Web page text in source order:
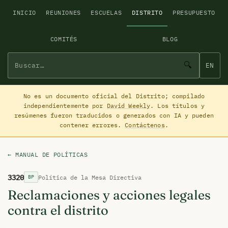
INICIO REUNIONES ESCUELAS DISTRITO PRESUPUESTO
COMITÉS BLOG
🔍 EN
No es un documento oficial del Distrito; compilado
independientemente por David Weekly. Los títulos y
resúmenes fueron traducidos o generados con IA y pueden
contener errores. Contáctenos.
← MANUAL DE POLÍTICAS
3320 BP Política de la Mesa Directiva
Reclamaciones y acciones legales
contra el distrito